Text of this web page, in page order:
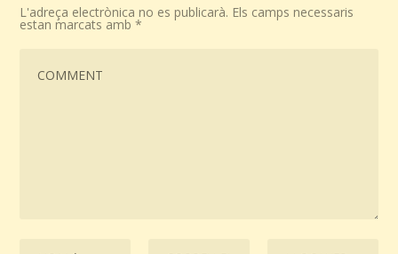
L'adreça electrònica no es publicarà. Els camps necessaris
estan marcats amb*